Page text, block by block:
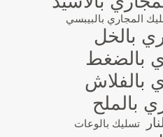
المجاري بالبيبسي
بالخل
بالضغط
بالفلاش
بالملح
تسليك بالوعات